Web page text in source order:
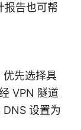
报告也可帮
优先选择具
VPN 隧道
设置为